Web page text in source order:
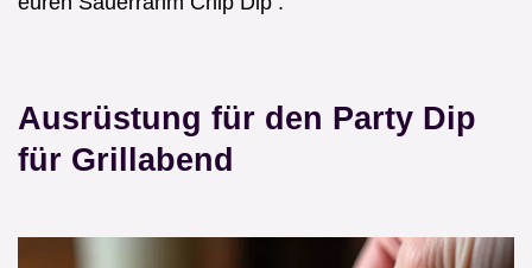
Ausrüstung für den Party Dip
für Grillabend